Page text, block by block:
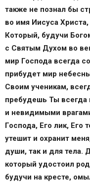
Иисусу Христу
Пресвятой
О чем просят в
обращаясь к
Православные
Информационный
православные
Молитва в День
в год
Какие молитвы
Воскресная
благословения в
Архангел
Молитвы для
также не познал бы
во имя Иисуса
Который, будучи
с Святым Духом во
мир Господа всегда
прибудет мир
Своим ученикам,
пребудешь Ты
и невидимыми
Господа, Его лик, Его
утешит и охранит
души, так и для тела.
который удостоил
будучи на кресте,